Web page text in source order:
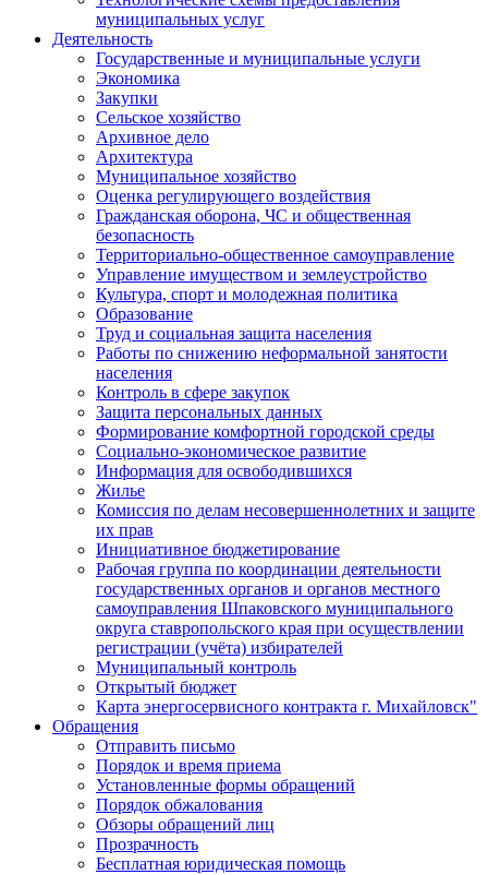
муниципальных услуг
Деятельность
Государственные и муниципальные услуги
Экономика
Закупки
Сельское хозяйство
Архивное дело
Архитектура
Муниципальное хозяйство
Оценка регулирующего воздействия
Гражданская оборона, ЧС и общественная
безопасность
Территориально-общественное самоуправление
Управление имуществом и землеустройство
Культура, спорт и молодежная политика
Образование
Труд и социальная защита населения
Работы по снижению неформальной занятости
населения
Контроль в сфере закупок
Защита персональных данных
Формирование комфортной городской среды
Социально-экономическое развитие
Информация для освободившихся
Жилье
Комиссия по делам несовершеннолетних и защите
их прав
Инициативное бюджетирование
Рабочая группа по координации деятельности
государственных органов и органов местного
самоуправления Шпаковского муниципального
округа ставропольского края при осуществлении
регистрации (учёта) избирателей
Муниципальный контроль
Открытый бюджет
Карта энергосервисного контракта г. Михайловск"
Обращения
Отправить письмо
Порядок и время приема
Установленные формы обращений
Порядок обжалования
Обзоры обращений лиц
Прозрачность
Бесплатная юридическая помощь